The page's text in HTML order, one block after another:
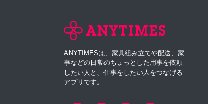
ANYTIMESは、家具組み立てや配送、家
事などの日常のちょっとした用事を依頼
したい人と、仕事をしたい人をつなげる
アプリです。